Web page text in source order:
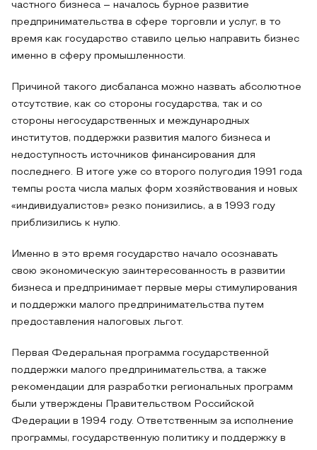
частного бизнеса – началось бурное развитие
предпринимательства в сфере торговли и услуг, в то
время как государство ставило целью направить бизнес
именно в сферу промышленности.
Причиной такого дисбаланса можно назвать абсолютное
отсутствие, как со стороны государства, так и со
стороны негосударственных и международных
институтов, поддержки развития малого бизнеса и
недоступность источников финансирования для
последнего. В итоге уже со второго полугодия 1991 года
темпы роста числа малых форм хозяйствования и новых
«индивидуалистов» резко понизились, а в 1993 году
приблизились к нулю.
Именно в это время государство начало осознавать
свою экономическую заинтересованность в развитии
бизнеса и предпринимает первые меры стимулирования
и поддержки малого предпринимательства путем
предоставления налоговых льгот.
Первая Федеральная программа государственной
поддержки малого предпринимательства, а также
рекомендации для разработки региональных программ
были утверждены Правительством Российской
Федерации в 1994 году. Ответственным за исполнение
программы, государственную политику и поддержку в